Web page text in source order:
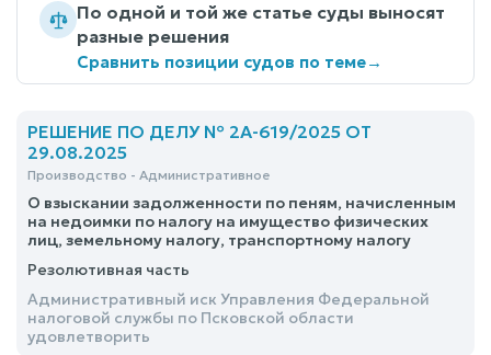
По одной и той же статье суды выносят
разные решения
Сравнить позиции судов по теме→
РЕШЕНИЕ ПО ДЕЛУ № 2А-619/2025 ОТ
29.08.2025
Производство - Административное
О взыскании задолженности по пеням, начисленным
на недоимки по налогу на имущество физических
лиц, земельному налогу, транспортному налогу
Резолютивная часть
Административный иск Управления Федеральной
налоговой службы по Псковской области
удовлетворить